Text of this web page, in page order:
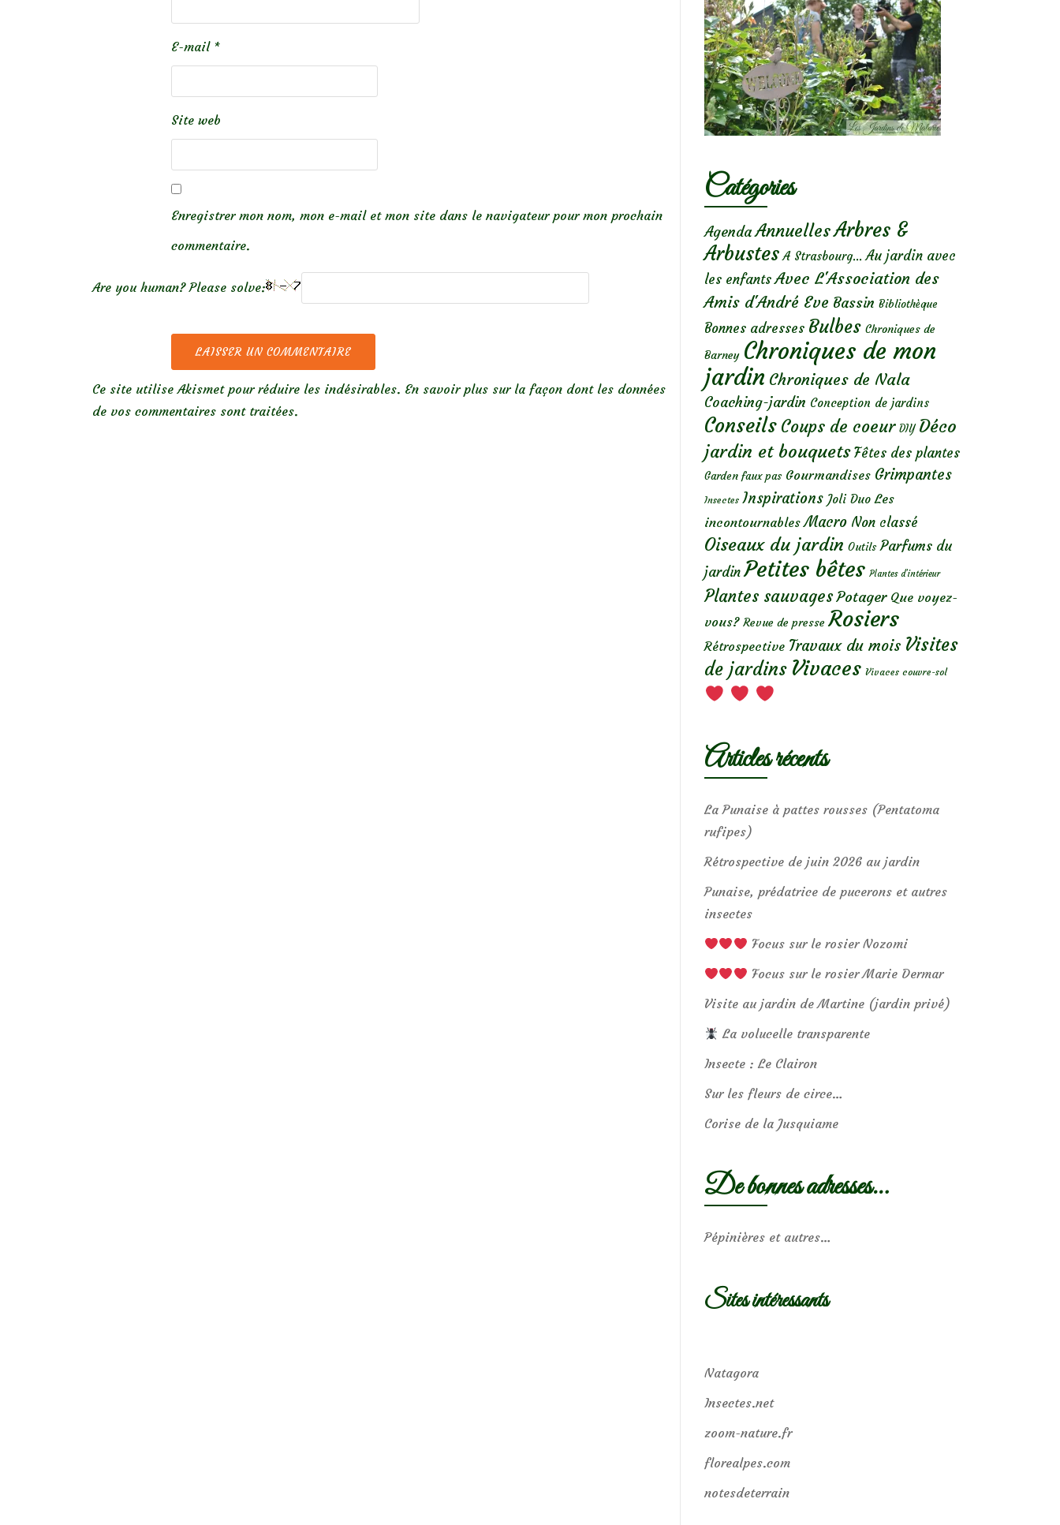
E-mail *
Site web
Enregistrer mon nom, mon e-mail et mon site dans le navigateur pour mon prochain
commentaire.
Are you human? Please solve:
Ce site utilise Akismet pour réduire les indésirables. En savoir plus sur la façon dont les données
de vos commentaires sont traitées.
Catégories
Agenda AnnuellesArbres &
Arbustes A Strasbourg... Au jardin avec
les enfants Avec L'Association des
Amis d'André Eve Bassin Bibliothèque
Bonnes adresses Bulbes Chroniques de
Barney Chroniques de mon
jardin Chroniques de Nala
Coaching-jardin Conception de jardins
Conseils Coups de coeur DIY Déco
jardin et bouquets Fêtes des plantes
Garden faux pas Gourmandises Grimpantes
Insectes Inspirations Joli Duo Les
incontournables Macro Non classé
Oiseaux du jardin Outils Parfums du
jardin Petites bêtes Plantes d’intérieur
Plantes sauvages Potager Que voyez-
vous? Revue de presse Rosiers
Rétrospective Travaux du mois Visites
de jardins Vivaces Vivaces couvre-sol
Articles récents
La Punaise à pattes rousses (Pentatoma
rufipes)
Rétrospective de juin 2026 au jardin
Punaise, prédatrice de pucerons et autres
insectes
Focus sur le rosier Nozomi
Focus sur le rosier Marie Dermar
Visite au jardin de Martine (jardin privé)
La volucelle transparente
Insecte : Le Clairon
Sur les fleurs de circe…
Corise de la Jusquiame
De bonnes adresses…
Pépinières et autres…
Sites intéressants
Natagora
Insectes.net
zoom-nature.fr
florealpes.com
notesdeterrain